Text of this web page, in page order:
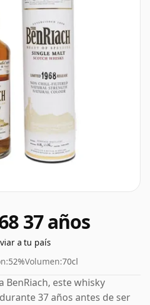
37 años
a tu país
52%Volumen:70cl
BenRiach, este whisky
37 años antes de ser